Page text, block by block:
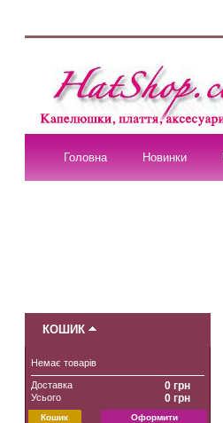
Головна Новинки
КОШИК
Немає товарів
Доставка 0 грн
Усього 0 грн
Кошик Оформити